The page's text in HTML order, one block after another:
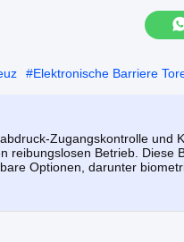
#Elektronische Barriere
Zugangskontrolle und
reibungslosen Betrieb. Diese
Optionen, darunter